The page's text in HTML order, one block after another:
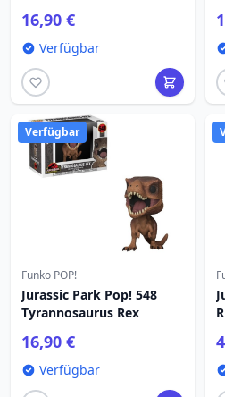
16,90 €
Verfügbar
Verfügbar
Funko POP!
Jurassic Park Pop! 548
Tyrannosaurus Rex
16,90 €
Verfügbar